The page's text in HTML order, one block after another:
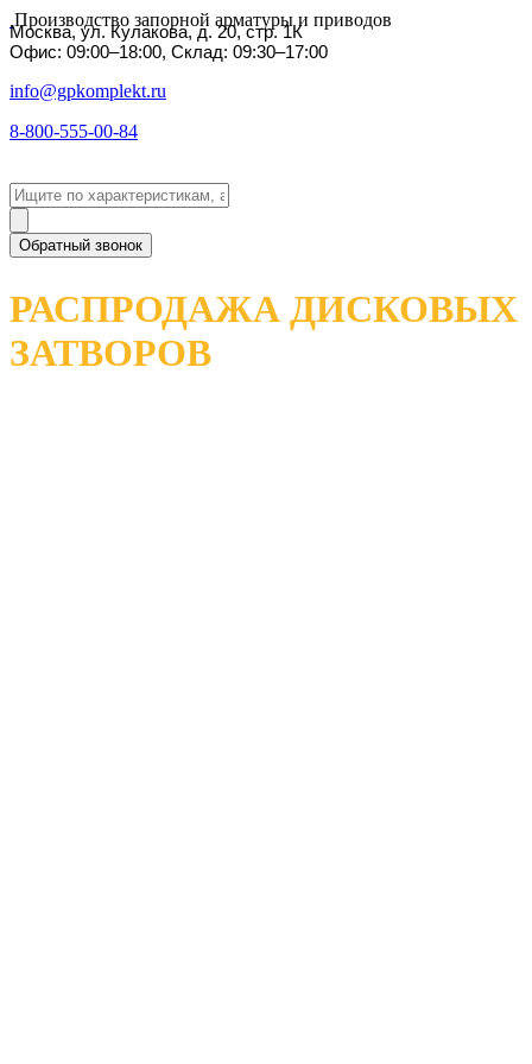
Производство запорной арматуры и приводов
Москва, ул. Кулакова, д. 20, стр. 1К
Офис: 09:00–18:00, Склад: 09:30–17:00
info@gpkomplekt.ru
8-800-555-00-84
Обратный звонок
РАСПРОДАЖА ДИСКОВЫХ
ЗАТВОРОВ